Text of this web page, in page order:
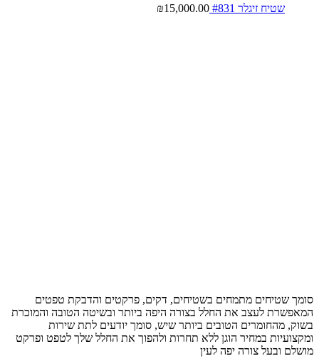
שטיח זיגלר #831 ₪15,000.00
סומך שטיחים מתמחים בשטיחים, דקים, פרקטים והדבקת טפטים
המאפשרת לעצב את החלל בצורה היפה ביותר ובשיטה הטובה והמוכרת
בשוק, מהחומרים הטובים ביותר שיש, סומך יודעים לתת שירות
ומקצועיות במחיר הוגן ללא תחרות ולהפוך את החלל שלך לטפט ופרקט
מושלם ובעל צורה יפה לעין